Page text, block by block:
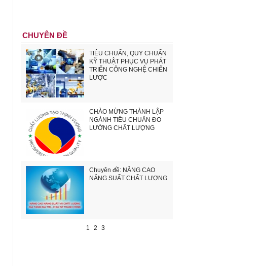
CHUYÊN ĐỀ
TIÊU CHUẨN, QUY CHUẨN
KỸ THUẬT PHỤC VỤ PHÁT
TRIỂN CÔNG NGHỆ CHIẾN
LƯỢC
CHÀO MỪNG THÀNH LẬP
NGÀNH TIÊU CHUẨN ĐO
LƯỜNG CHẤT LƯỢNG
Chuyên đề: NÂNG CAO
NĂNG SUẤT CHẤT LƯỢNG
1 2 3